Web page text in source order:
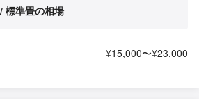
標準畳の相場
¥15,000〜¥23,000